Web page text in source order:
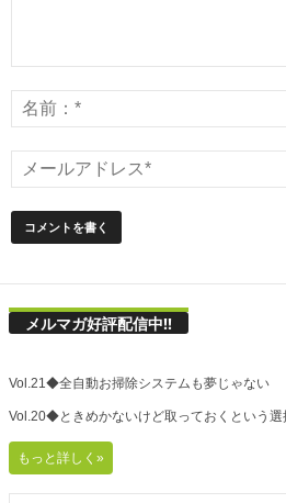
メルマガ好評配信中!!
Vol.21◆全自動お掃除システムも夢じゃない
Vol.20◆ときめかないけど取っておくという選
もっと詳しく»